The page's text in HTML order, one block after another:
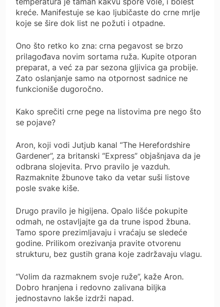
kreće. Manifestuje se kao ljubičaste do crne mrlje
koje se šire dok list ne požuti i otpadne.
Ono što retko ko zna: crna pegavost se brzo
prilagođava novim sortama ruža. Kupite otporan
preparat, a već za par sezona gljivica ga probije.
Zato oslanjanje samo na otpornost sadnice ne
funkcioniše dugoročno.
Kako sprečiti crne pege na listovima pre nego što
se pojave?
Aron, koji vodi Jutjub kanal “The Herefordshire
Gardener”, za britanski “Express” objašnjava da je
odbrana slojevita. Prvo pravilo je vazduh.
Razmaknite žbunove tako da vetar suši listove
posle svake kiše.
Drugo pravilo je higijena. Opalo lišće pokupite
odmah, ne ostavljajte ga da trune ispod žbuna.
Tamo spore prezimljavaju i vraćaju se sledeće
godine. Prilikom orezivanja pravite otvorenu
strukturu, bez gustih grana koje zadržavaju vlagu.
“Volim da razmaknem svoje ruže”, kaže Aron.
Dobro hranjena i redovno zalivana biljka
jednostavno lakše izdrži napad.